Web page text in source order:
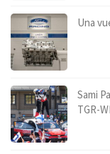
Una
Sami
TGR-